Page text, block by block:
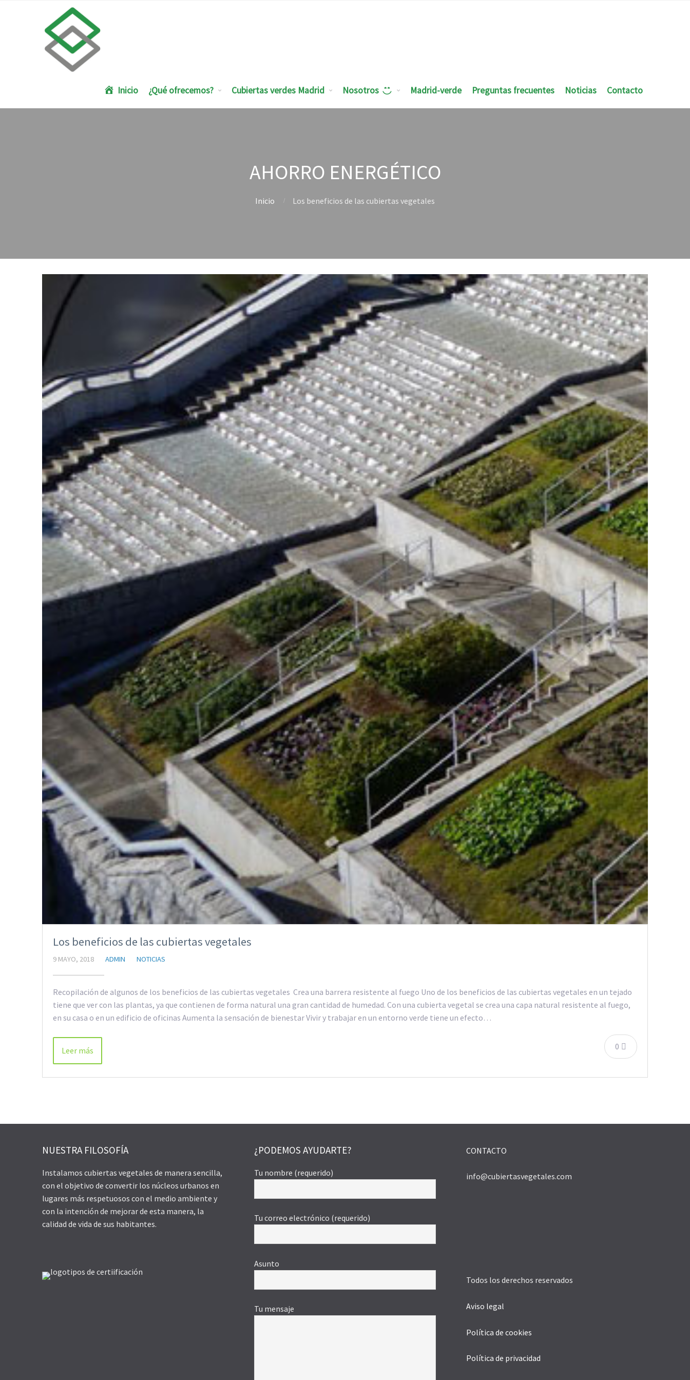
Inicio ¿Qué ofrecemos? Cubiertas verdes Madrid Nosotros Madrid-verde Preguntas frecuentes Noticias Contacto
AHORRO ENERGÉTICO
Inicio Los beneficios de las cubiertas vegetales
Los beneficios de las cubiertas vegetales
9 MAYO, 2018 ADMIN NOTICIAS
Recopilación de algunos de los beneficios de las cubiertas vegetales Crea una barrera resistente al fuego Uno de los beneficios de las cubiertas vegetales en un tejado
tiene que ver con las plantas, ya que contienen de forma natural una gran cantidad de humedad. Con una cubierta vegetal se crea una capa natural resistente al fuego,
en su casa o en un edificio de oficinas Aumenta la sensación de bienestar Vivir y trabajar en un entorno verde tiene un efecto…
0
Leer más
NUESTRA FILOSOFÍA
Instalamos cubiertas vegetales de manera sencilla,
con el objetivo de convertir los núcleos urbanos en
lugares más respetuosos con el medio ambiente y
con la intención de mejorar de esta manera, la
calidad de vida de sus habitantes.
¿PODEMOS AYUDARTE?
Tu nombre (requerido)
Tu correo electrónico (requerido)
Asunto
Tu mensaje
CONTACTO
info@cubiertasvegetales.com
Todos los derechos reservados
Aviso legal
Política de cookies
Política de privacidad